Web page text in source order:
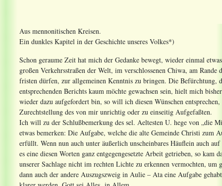
Aus mennonitischen Kreisen.
Ein dunkles Kapitel in der Geschichte unseres Volkes*)
Schon geraume Zeit hat mich der Gedanke bewegt, wieder einmal
großen Verkehrsstraßen der Welt, im verschlossenen Chiwa, am
fristen dürfen, zur allgemeinen Kenntnis zu bringen. Die Befürchtung,
entsprechenden Berichts kaum möchte gewachsen sein, hielt mich
wieder dazu aufgefordert bin, so will ich diesen Wünschen
Zurechtstellung des von mir unrichtig oder zu einseitig Aufgefaßten.
Ich will zu der Schlußbemerkung des sel. Aeltesten U. hege von „die
etwas bemerken: Die Aufgabe, welche die alte Gemeinde Christi zum
erfüllt. Wenn nun auch unter äußerlich unscheinbares Häuflein auch
es eine diesen Worten ganz entgegengesetzte Arbeit getrieben, so
unserer Sachlage nicht im rechten Lichte zu erkennen vermochten,
dann auch der andere Auszugszweig in Aulie – Ata eine Aufgabe